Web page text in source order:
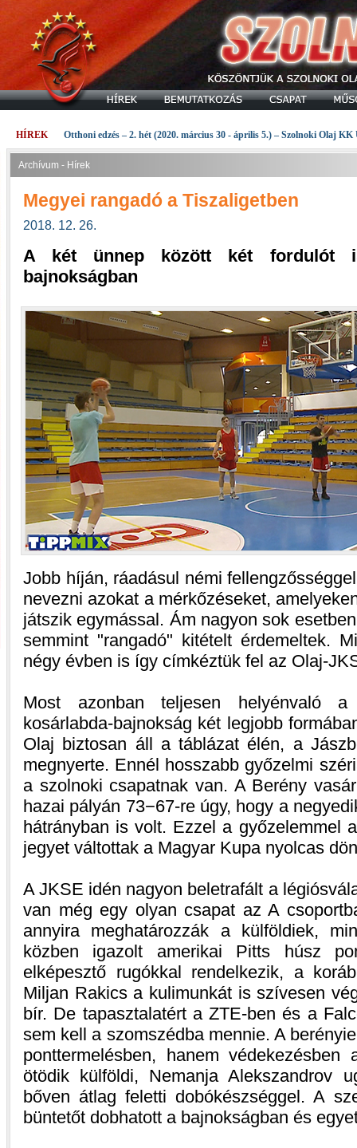
HÍREK Otthoni edzés – 2. hét (2020. március 30 - április 5.) – Szolnoki Olaj KK
Archívum - Hírek
Megyei rangadó a Tiszaligetben
2018. 12. 26.
A két ünnep között két fordulót
bajnokságban
Jobb híján, ráadásul némi
nevezni azokat a mérkőzéseket,
játszik egymással. Ám nagyon sok
semmint "rangadó" kitételt érdemeltek.
négy évben is így címkéztük fel az Olaj-
Most azonban teljesen helyénvaló
kosárlabda-bajnokság két legjobb
Olaj biztosan áll a táblázat élén, a
megnyerte. Ennél hosszabb győzelmi
a szolnoki csapatnak van. A Berény
hazai pályán 73−67-re úgy, hogy a
hátrányban is volt. Ezzel a győzelemmel
jegyet váltottak a Magyar Kupa nyolcas
A JKSE idén nagyon beletrafált a
van még egy olyan csapat az A
annyira meghatározzák a külföldiek,
közben igazolt amerikai Pitts húsz
elképesztő rugókkal rendelkezik, a
Miljan Rakics a kulimunkát is szívesen
bír. De tapasztalatért a ZTE-ben és a
sem kell a szomszédba mennie. A
ponttermelésben, hanem
ötödik külföldi, Nemanja Alekszandrov
bőven átlag feletti dobókészséggel. A
büntetőt dobhatott a bajnokságban és